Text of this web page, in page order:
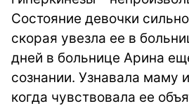
Состояние девочки
скорая увезла ее в
дней в больнице Арина
сознании. Узнавала маму
когда чувствовала ее